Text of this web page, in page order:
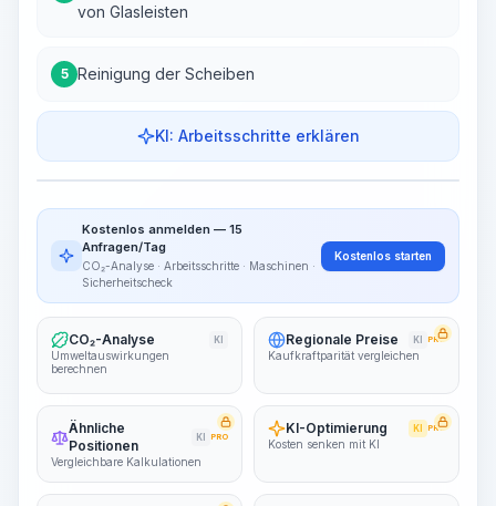
von Glasleisten
5 Reinigung der Scheiben
KI: Arbeitsschritte erklären
Arbeitsschritte
~15-30 Sek.
Kostenlos anmelden — 15
Anfragen/Tag
CO₂-Analyse · Arbeitsschritte · Maschinen ·
Sicherheitscheck
Kostenlos starten
CO₂-Analyse KI
Umweltauswirkungen
berechnen
Regionale Preise KI PRO
Kaufkraftparität vergleichen
Ähnliche
Positionen
KI PRO
Vergleichbare Kalkulationen
KI-Optimierung KI PRO
Kosten senken mit KI